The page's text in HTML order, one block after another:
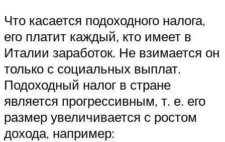
Что касается подоходного налога,
его платит каждый, кто имеет в
Италии заработок. Не взимается он
только с социальных выплат.
Подоходный налог в стране
является прогрессивным, т. е. его
размер увеличивается с ростом
дохода, например: